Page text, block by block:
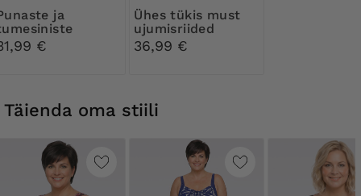
ja
€
Ühes tükis must
ujumisriided
36,99 €
Täienda oma stiili